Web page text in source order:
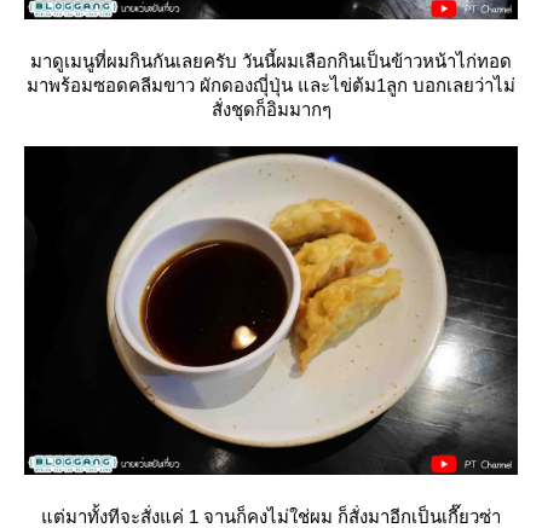
มาดูเมนูที่ผมกินกันเลยครับ วันนี้ผมเลือกกินเป็นข้าวหน้าไก่ทอด
มาพร้อมซอดคลีมขาว ผักดองญุี่ปุ่น และไข่ต้ม1ลูก บอกเลยว่าไม่
สั่งชุดก็อิมมากๆ
ต่มาทั้งทีจะสั่งแค่ 1 จานก็คงไม่ใช่ผม ก็สั่งมาอีกเป็นเกี๊ยวซ่า